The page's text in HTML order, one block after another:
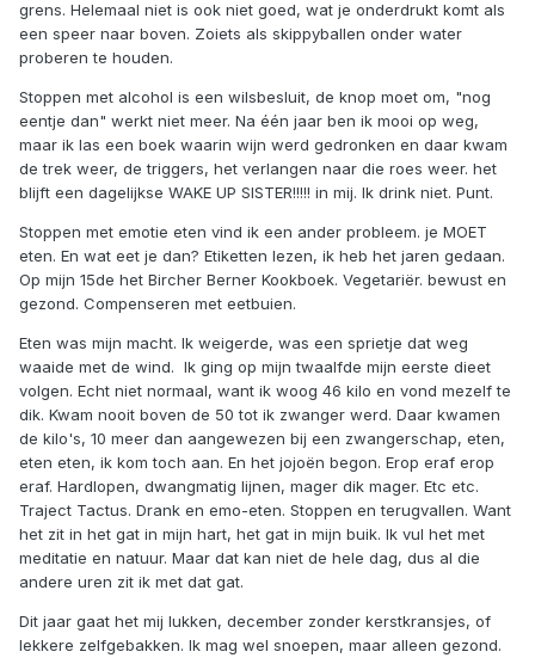
grens. Helemaal niet is ook niet goed, wat je onderdrukt komt als
een speer naar boven. Zoiets als skippyballen onder water
proberen te houden.
Stoppen met alcohol is een wilsbesluit, de knop moet om, "nog
eentje dan" werkt niet meer. Na één jaar ben ik mooi op weg,
maar ik las een boek waarin wijn werd gedronken en daar kwam
de trek weer, de triggers, het verlangen naar die roes weer. het
blijft een dagelijkse WAKE UP SISTER!!!!! in mij. Ik drink niet. Punt.
Stoppen met emotie eten vind ik een ander probleem. je MOET
eten. En wat eet je dan? Etiketten lezen, ik heb het jaren gedaan.
Op mijn 15de het Bircher Berner Kookboek. Vegetariër. bewust en
gezond. Compenseren met eetbuien.
Eten was mijn macht. Ik weigerde, was een sprietje dat weg
waaide met de wind. Ik ging op mijn twaalfde mijn eerste dieet
volgen. Echt niet normaal, want ik woog 46 kilo en vond mezelf te
dik. Kwam nooit boven de 50 tot ik zwanger werd. Daar kwamen
de kilo's, 10 meer dan aangewezen bij een zwangerschap, eten,
eten eten, ik kom toch aan. En het jojoën begon. Erop eraf erop
eraf. Hardlopen, dwangmatig lijnen, mager dik mager. Etc etc.
Traject Tactus. Drank en emo-eten. Stoppen en terugvallen. Want
het zit in het gat in mijn hart, het gat in mijn buik. Ik vul het met
meditatie en natuur. Maar dat kan niet de hele dag, dus al die
andere uren zit ik met dat gat.
Dit jaar gaat het mij lukken, december zonder kerstkransjes, of
lekkere zelfgebakken. Ik mag wel snoepen, maar alleen gezond.